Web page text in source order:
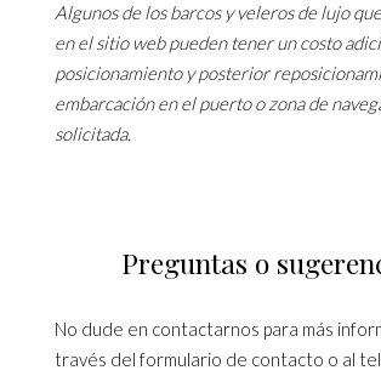
Algunos de los barcos y veleros de lujo
en el sitio web pueden tener un costo
posicionamiento y posterior
embarcación en el puerto o zona de
solicitada.
Preguntas o
No dude en contactarnos para más
través del formulario de contacto o al